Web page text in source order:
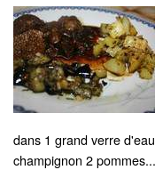
dans 1 grand verre
champignon 2 pommes...